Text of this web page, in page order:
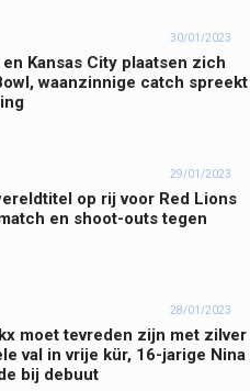
30/01/2023
Kansas City plaatsen zich
waanzinnige catch spreekt
29/01/2023
op rij voor Red Lions
en shoot-outs tegen
28/01/2023
moet tevreden zijn met zilver
val in vrije kür, 16-jarige Nina
bij debuut